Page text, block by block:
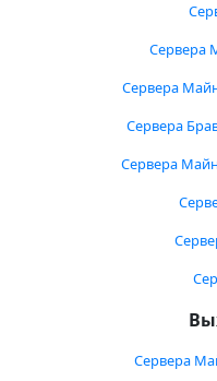
Сервера
Сервера
Сервера
Сервера
Сервера